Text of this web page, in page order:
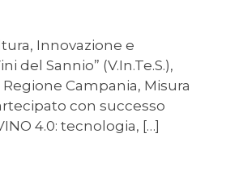
Innovazione e
del Sannio” (V.In.Te.S.),
Campania, Misura
con successo
4.0: tecnologia, […]